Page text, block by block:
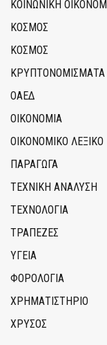
ΚΟΙΝΩΝΙΚΉ
ΚΟΣΜΟΣ
ΚΟΣΜΟΣ
ΚΡΥΠΤΟΝΟΜΊΣΜΑΤΑ
ΟΑΕΔ
ΟΙΚΟΝΟΜΙΑ
ΟΙΚΟΝΟΜΙΚΟ ΛΕΞΙΚΟ
ΠΑΡΑΓΩΓΑ
ΤΕΧΝΙΚΗ ΑΝΑΛΥΣΗ
ΤΕΧΝΟΛΟΓΙΑ
ΤΡΆΠΕΖΕΣ
ΥΓΕΙΑ
ΦΟΡΟΛΟΓΙΑ
ΧΡΗΜΑΤΙΣΤΗΡΙΟ
ΧΡΥΣΟΣ